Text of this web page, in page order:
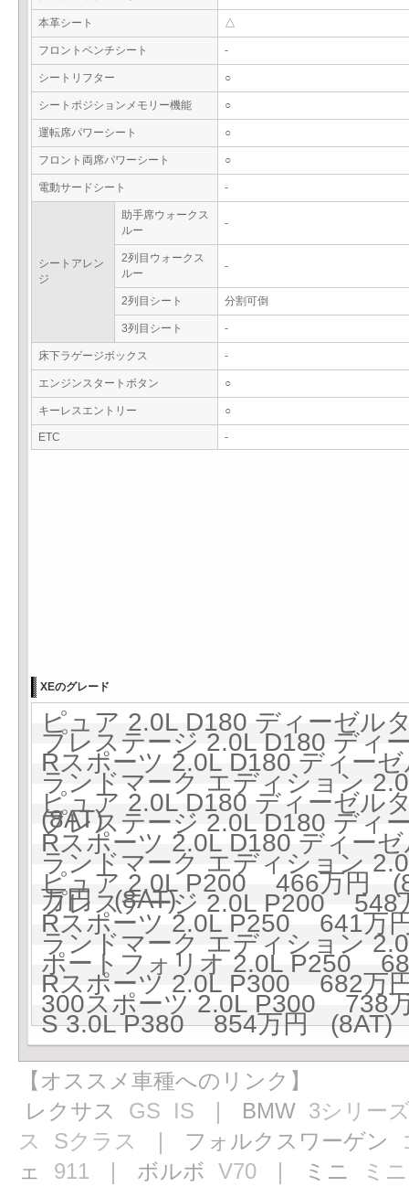
本革シート △
フロントベンチシート -
シートリフター ○
シートポジションメモリー機能 ○
運転席パワーシート ○
フロント両席パワーシート ○
電動サードシート -
シートアレン
ジ
助手席ウォークス
ルー
-
2列目ウォークス
ルー
-
2列目シート 分割可倒
3列目シート -
床下ラゲージボックス -
エンジンスタートボタン ○
キーレスエントリー ○
ETC -
XEのグレード
ピュア 2.0L D180 ディーゼ
プレステージ 2.0L D180 デ
Rスポーツ 2.0L D180 ディー
ランドマーク エディション
(8AT)
ピュア 2.0L D180 ディーゼ
プレステージ 2.0L D180 デ
Rスポーツ 2.0L D180 ディー
ランドマーク エディション
万円 (8AT)
ピュア 2.0L P200 466万円
プレステージ 2.0L P200 548
Rスポーツ 2.0L P250 641万
ランドマーク エディション
ポートフォリオ 2.0L P250
Rスポーツ 2.0L P300 682万
300スポーツ 2.0L P300 738
S 3.0L P380 854万円 (8AT)
【オススメ車種へのリンク】
レクサス GS IS ｜ BMW 3シリー
ス
Sクラス ｜ フォルクスワーゲン
ェ 911 ｜ ボルボ V70 ｜ ミニ ミニ